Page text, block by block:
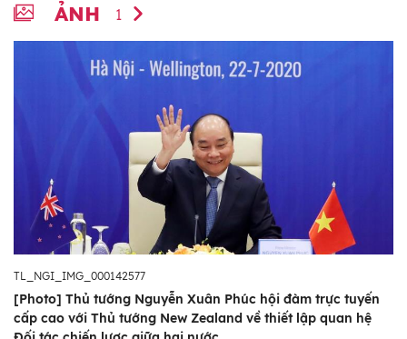
ẢNH 1
TL_NGI_IMG_000142577
[Photo] Thủ tướng Nguyễn Xuân Phúc hội đàm trực tuyến
cấp cao với Thủ tướng New Zealand về thiết lập quan hệ